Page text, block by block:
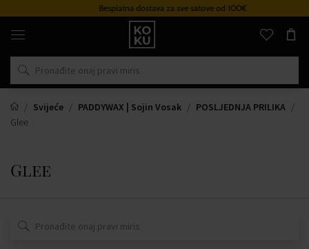
Besplatna dostava za sve satove od 100€
Originalni
parfemi
satovi
na
mjestu
Svijeće
PADDYWAX | Sojin Vosak
POSLJEDNJA PRILIKA
Glee
Glee